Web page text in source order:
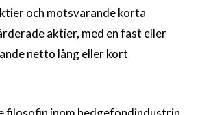
och motsvarande korta
aktier, med en fast eller
netto lång eller kort